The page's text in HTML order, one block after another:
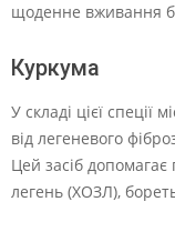
щоденне вживання
Куркума
У складі цієї спеції
від легеневого
Цей засіб допомагає
легень (ХОЗЛ),